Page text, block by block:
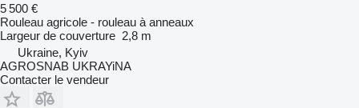
5 500 €
Rouleau agricole - rouleau à anneaux
Largeur de couverture 2,8 m
Ukraine, Kyiv
AGROSNAB UKRAYiNA
Contacter le vendeur